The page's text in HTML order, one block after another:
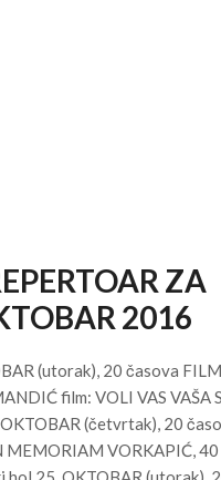
ZA
2016
(utorak), 20 časova
film: VOLI VAS VAŠA
(četvrtak), 20
MEMORIAM VORKAPIĆ,